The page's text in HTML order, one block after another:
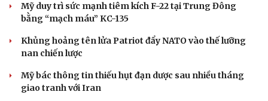
Mỹ duy trì sức mạnh tiêm kích F-22 tại Trung Đông
bằng “mạch máu” KC-135
Khủng hoảng tên lửa Patriot đẩy NATO vào thế lưỡng
nan chiến lược
Mỹ bác thông tin thiếu hụt đạn dược sau nhiều tháng
giao tranh với Iran